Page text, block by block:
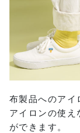
布製品へのアイ
アイロンの使え
ができます。